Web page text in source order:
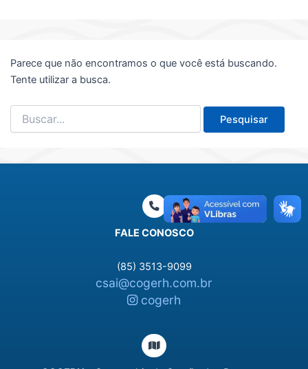
Parece que não encontramos o que você está buscando.
Tente utilizar a busca.
Pesquisar
por:
FALE CONOSCO
(85) 3513-9099
csai@cogerh.com.br
cogerh